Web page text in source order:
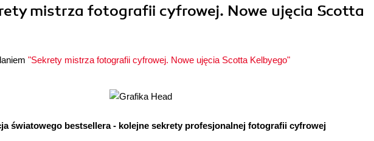
mistrza fotografii cyfrowej. Nowe ujęcia Scotta
"Sekrety mistrza fotografii cyfrowej. Nowe ujęcia Scotta Kelbyego"
światowego bestsellera - kolejne sekrety profesjonalnej fotografii cyfrowej